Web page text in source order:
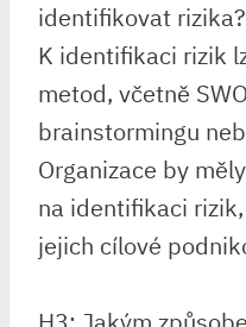
identifikovat rizika?
K identifikaci rizik
metod, včetně
brainstormingu
Organizace by
na identifikaci
jejich cílové